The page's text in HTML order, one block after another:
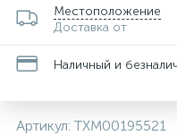
Местоположение
Доставка от
Наличный и
Артикул:ТХМ00195521